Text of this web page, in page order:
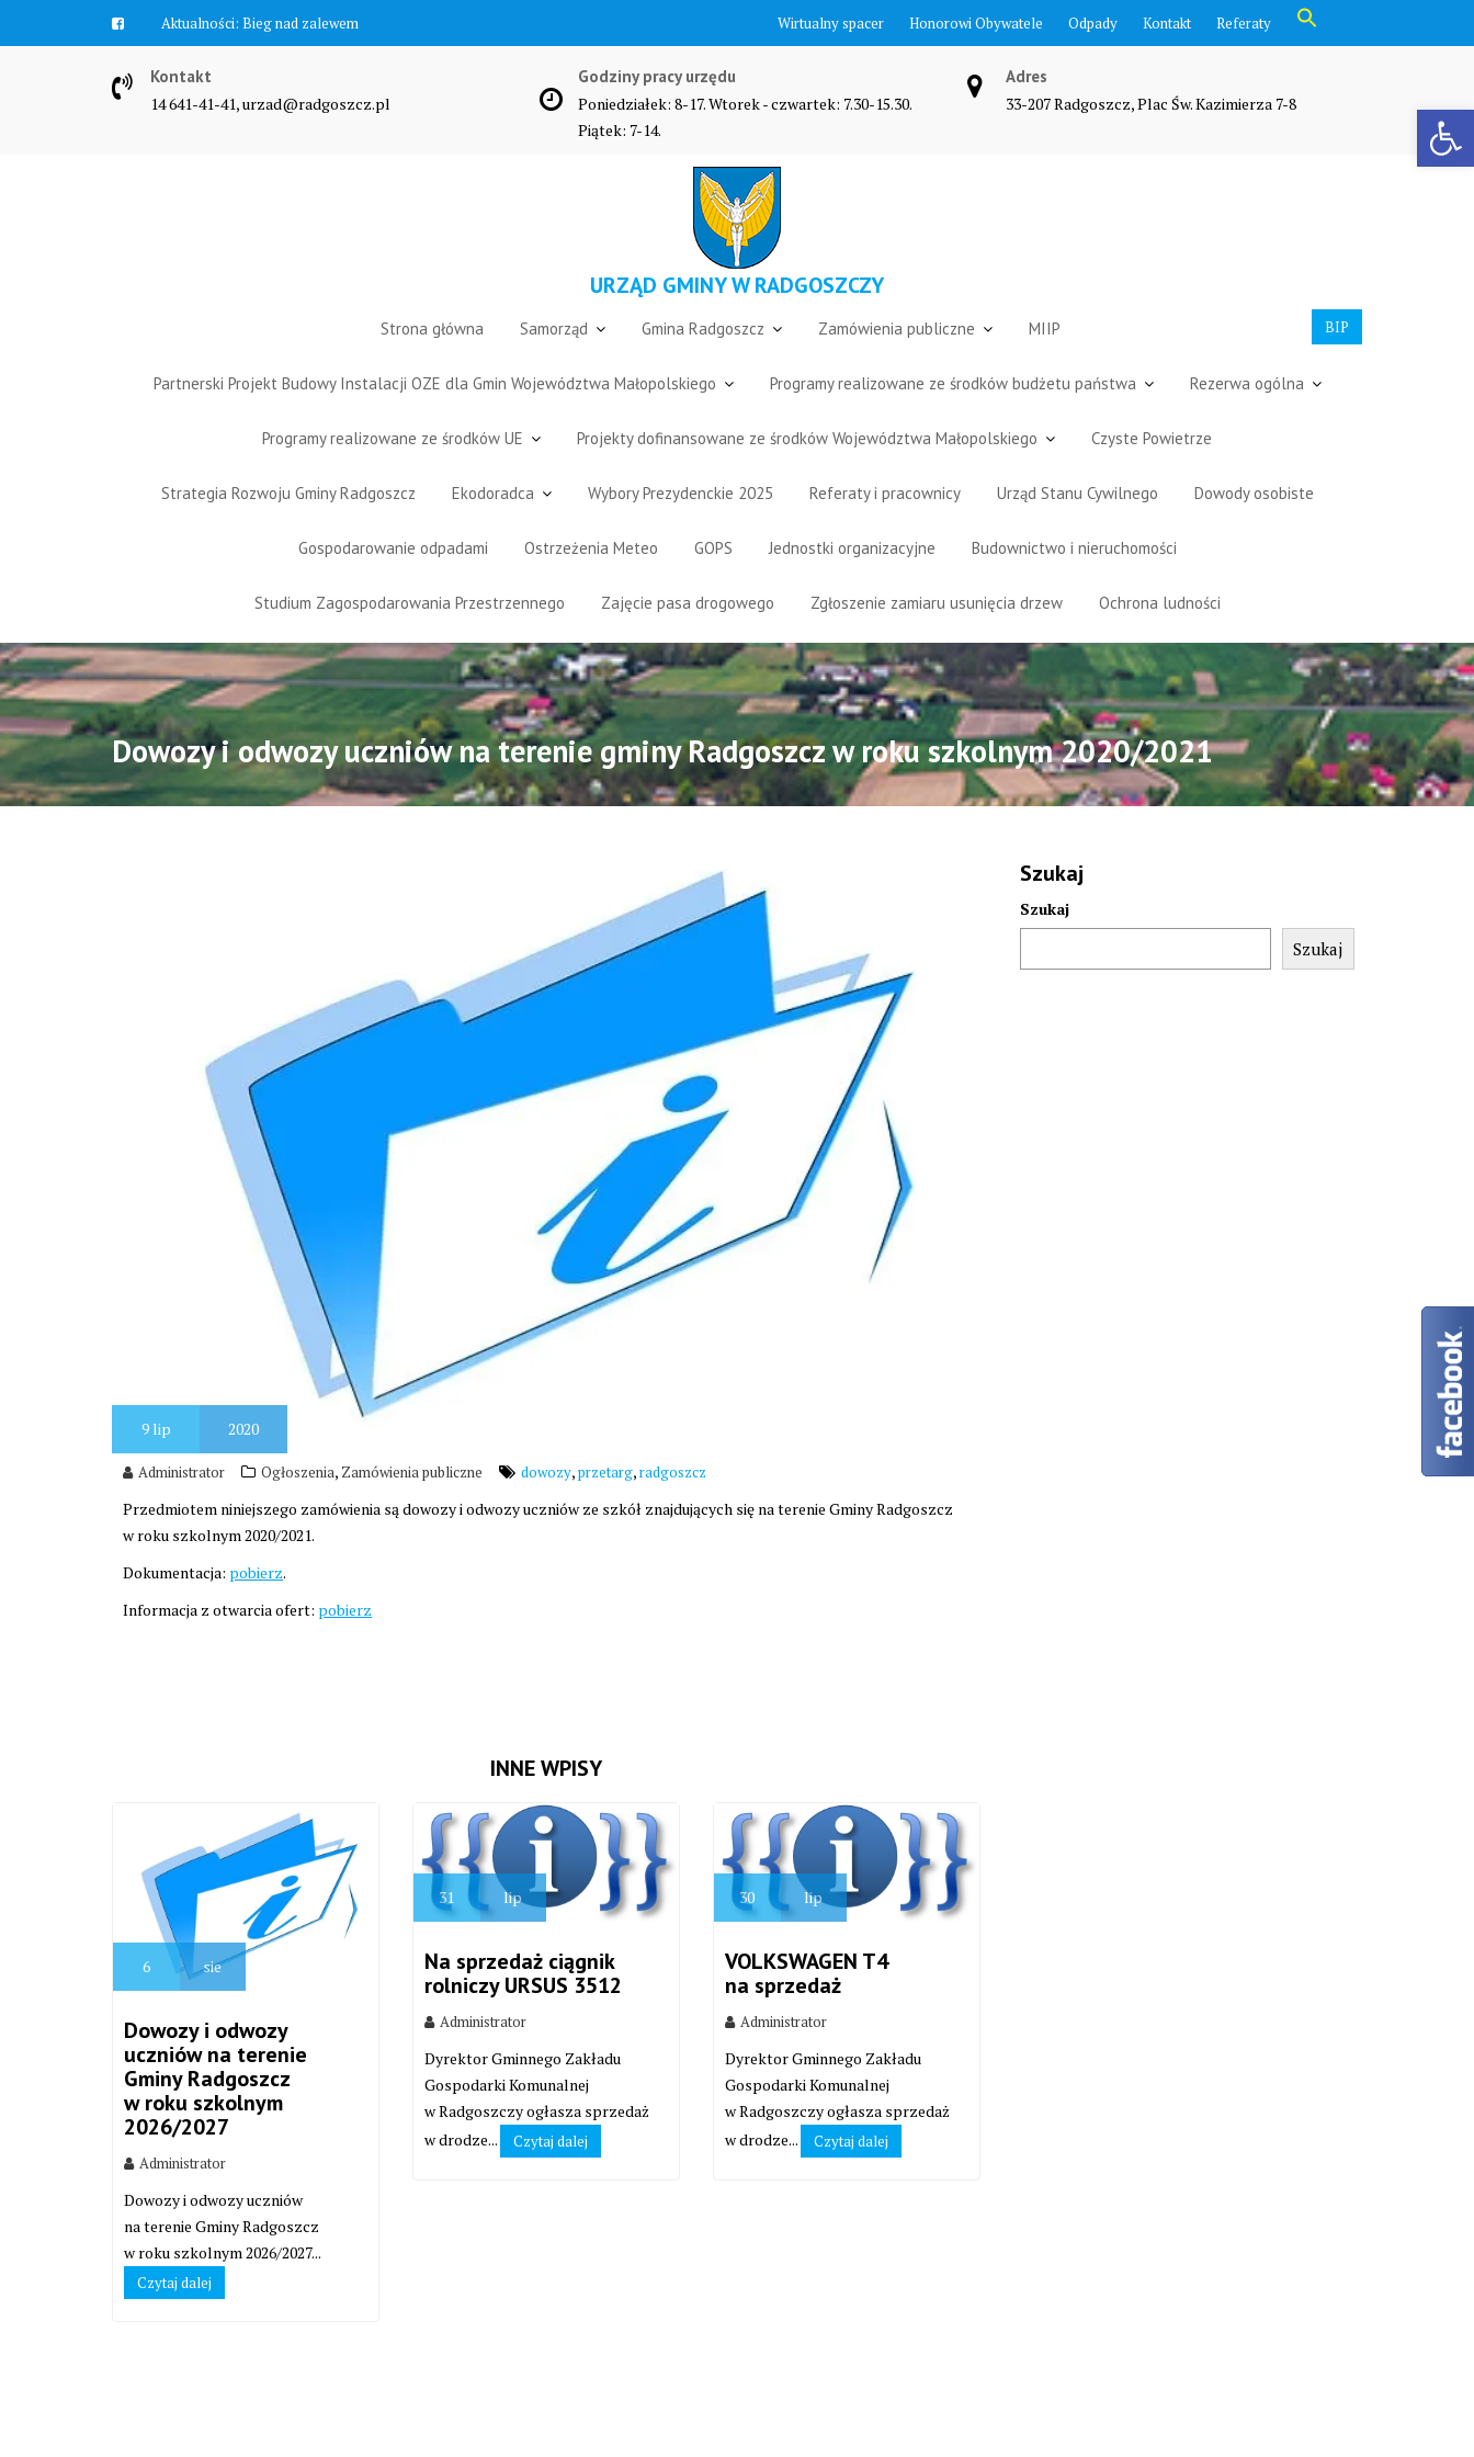
Otwórz pasek narzędzi
Aktualności: Bieg nad zalewem Wirtualny spacer Honorowi Obywatele Odpady Kontakt Referaty
Search Button
Kontakt
14 641-41-41, urzad@radgoszcz.pl
Godziny pracy urzędu
Poniedziałek: 8-17. Wtorek - czwartek: 7.30-15.30.
Piątek: 7-14.
Adres
33-207 Radgoszcz, Plac Św. Kazimierza 7-8
URZĄD GMINY W RADGOSZCZY
BIP
Strona główna Samorząd Gmina Radgoszcz Zamówienia publiczne MIIP
Partnerski Projekt Budowy Instalacji OZE dla Gmin Województwa Małopolskiego Programy realizowane ze środków budżetu państwa Rezerwa ogólna
Programy realizowane ze środków UE Projekty dofinansowane ze środków Województwa Małopolskiego Czyste Powietrze
Strategia Rozwoju Gminy Radgoszcz Ekodoradca Wybory Prezydenckie 2025 Referaty i pracownicy Urząd Stanu Cywilnego Dowody osobiste
Gospodarowanie odpadami Ostrzeżenia Meteo GOPS Jednostki organizacyjne Budownictwo i nieruchomości
Studium Zagospodarowania Przestrzennego Zajęcie pasa drogowego Zgłoszenie zamiaru usunięcia drzew Ochrona ludności
Dowozy i odwozy uczniów na terenie gminy Radgoszcz w roku szkolnym 2020/2021
9lip 2020
Administrator Ogłoszenia, Zamówienia publiczne dowozy,przetarg,radgoszcz
Przedmiotem niniejszego zamówienia są dowozy i odwozy uczniów ze szkół znajdujących się na terenie Gminy Radgoszcz
w roku szkolnym 2020/2021.
Dokumentacja: pobierz.
Informacja z otwarcia ofert: pobierz
INNE WPISY
6 sie
Dowozy i odwozy
uczniów na terenie
Gminy Radgoszcz
w roku szkolnym
2026/2027
Administrator
Dowozy i odwozy uczniów
na terenie Gminy Radgoszcz
w roku szkolnym 2026/2027...
Czytaj dalej
31 lip
Na sprzedaż ciągnik
rolniczy URSUS 3512
Administrator
Dyrektor Gminnego Zakładu
Gospodarki Komunalnej
w Radgoszczy ogłasza sprzedaż
w drodze...
Czytaj dalej
30 lip
VOLKSWAGEN T4
na sprzedaż
Administrator
Dyrektor Gminnego Zakładu
Gospodarki Komunalnej
w Radgoszczy ogłasza sprzedaż
w drodze...
Czytaj dalej
Szukaj
Szukaj
Szukaj